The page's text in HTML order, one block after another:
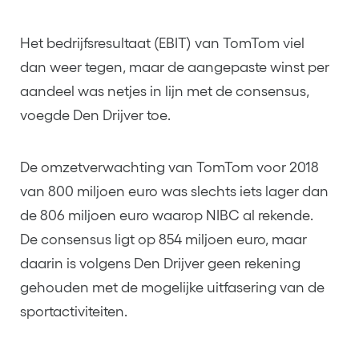
Het bedrijfsresultaat (EBIT) van TomTom viel
dan weer tegen, maar de aangepaste winst per
aandeel was netjes in lijn met de consensus,
voegde Den Drijver toe.
De omzetverwachting van TomTom voor 2018
van 800 miljoen euro was slechts iets lager dan
de 806 miljoen euro waarop NIBC al rekende.
De consensus ligt op 854 miljoen euro, maar
daarin is volgens Den Drijver geen rekening
gehouden met de mogelijke uitfasering van de
sportactiviteiten.